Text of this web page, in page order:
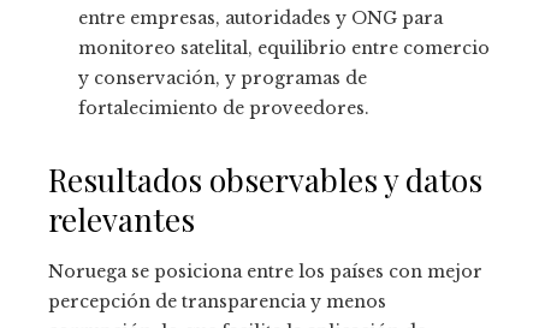
entre empresas, autoridades y ONG para
monitoreo satelital, equilibrio entre comercio
y conservación, y programas de
fortalecimiento de proveedores.
Resultados observables y datos
relevantes
Noruega se posiciona entre los países con mejor
percepción de transparencia y menos